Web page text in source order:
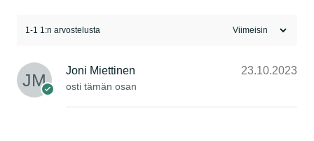
1-1 1:n arvostelusta
Joni Miettinen
osti tämän osan
23.10.2023